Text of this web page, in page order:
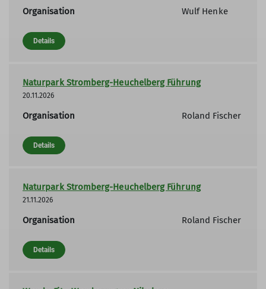
Organisation Wulf Henke
Details
Naturpark Stromberg-Heuchelberg Führung
20.11.2026
Organisation Roland Fischer
Details
Naturpark Stromberg-Heuchelberg Führung
21.11.2026
Organisation Roland Fischer
Details